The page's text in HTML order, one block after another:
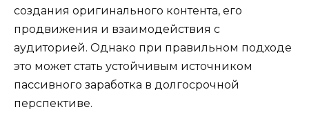
создания оригинального контента, его
продвижения и взаимодействия с
аудиторией. Однако при правильном подходе
это может стать устойчивым источником
пассивного заработка в долгосрочной
перспективе.